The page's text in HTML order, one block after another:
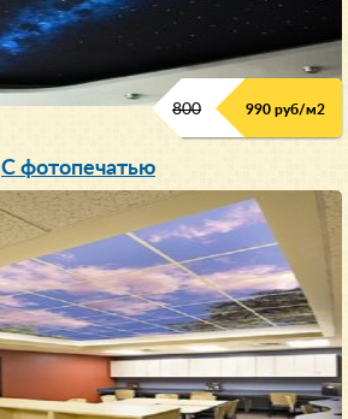
800 990 руб/м2
С фотопечатью